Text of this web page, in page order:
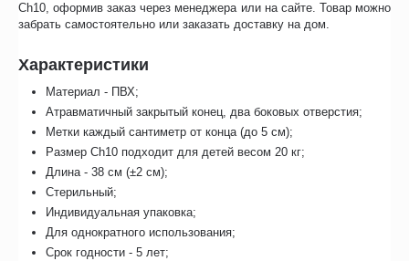
Ch10, оформив заказ через менеджера или на сайте. Товар можно
забрать самостоятельно или заказать доставку на дом.
Характеристики
Материал - ПВХ;
Атравматичный закрытый конец, два боковых отверстия;
Метки каждый сантиметр от конца (до 5 см);
Размер Ch10 подходит для детей весом 20 кг;
Длина - 38 см (±2 см);
Стерильный;
Индивидуальная упаковка;
Для однократного использования;
Срок годности - 5 лет;